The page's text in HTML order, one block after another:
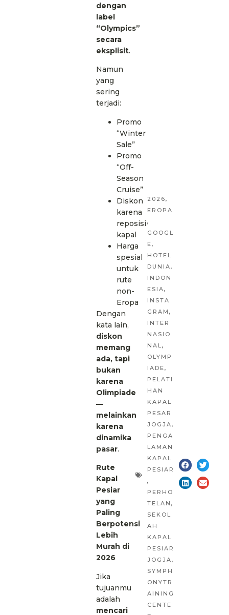
dengan
label
“Olympics”
secara
eksplisit.
Namun
yang
sering
terjadi:
Promo
“Winter
Sale”
Promo
“Off-
Season
Cruise”
Diskon
karena
reposisi
kapal
Harga
spesial
untuk
rute
non-
Eropa
Dengan
kata lain,
diskon
memang
ada, tapi
bukan
karena
Olimpiade
—
melainkan
karena
dinamika
pasar.
Rute
Kapal
Pesiar
yang
Paling
Berpotensi
Lebih
Murah di
2026
Jika
tujuanmu
adalah
mencari
2026,
EROPA
,
GOOGL
E,
HOTEL
DUNIA,
INDON
ESIA,
INSTA
GRAM ,
INTER
NASIO
NAL ,
OLYMP
IADE,
PELATI
HAN
KAPAL
PESAR
JOGJA,
PENGA
LAMAN
KAPAL
PESIAR
,
PERHO
TELAN ,
SEKOL
AH
KAPAL
PESIAR
JOGJA,
SYMPH
ONYTR
AINING
CENTE